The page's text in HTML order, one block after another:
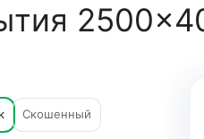
Скошенный